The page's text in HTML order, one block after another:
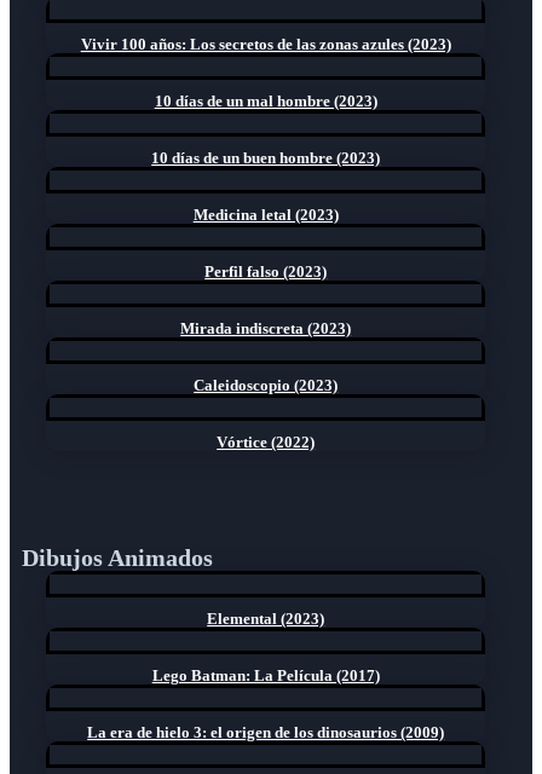
Vivir 100 años: Los secretos de las zonas azules (2023)
10 días de un mal hombre (2023)
10 días de un buen hombre (2023)
Medicina letal (2023)
Perfil falso (2023)
Mirada indiscreta (2023)
Caleidoscopio (2023)
Vórtice (2022)
Dibujos Animados
Elemental (2023)
Lego Batman: La Película (2017)
La era de hielo 3: el origen de los dinosaurios (2009)